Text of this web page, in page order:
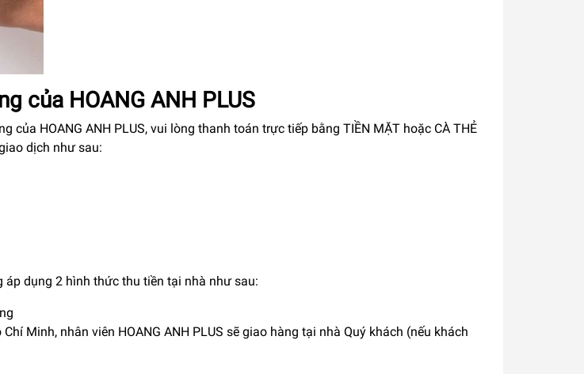
của HOANG ANH PLUS
HOANG ANH PLUS, vui lòng thanh toán trực tiếp bằng TIỀN MẶT hoặc CÀ THẺ
dịch như sau:
dụng 2 hình thức thu tiền tại nhà như sau:
Minh, nhân viên HOANG ANH PLUS sẽ giao hàng tại nhà Quý khách (nếu khách